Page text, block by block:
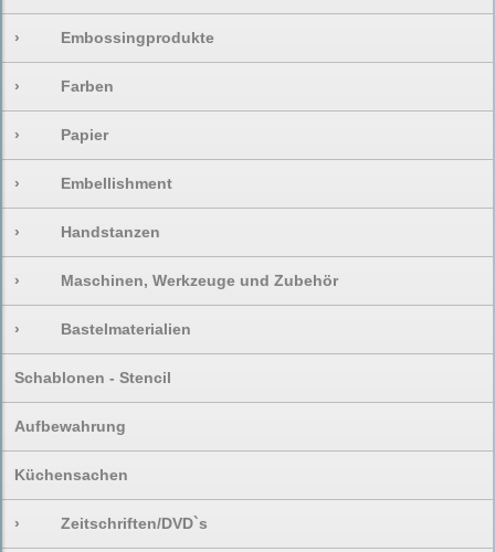
› Embossingprodukte
› Farben
› Papier
› Embellishment
› Handstanzen
› Maschinen, Werkzeuge und Zubehör
› Bastelmaterialien
Schablonen - Stencil
Aufbewahrung
Küchensachen
› Zeitschriften/DVD`s